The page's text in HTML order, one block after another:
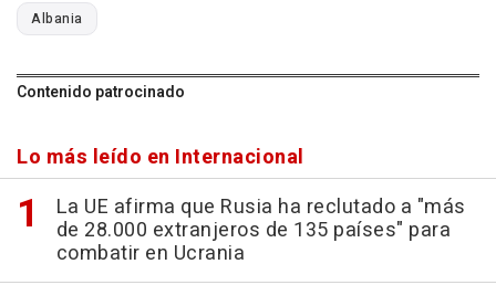
Albania
Contenido patrocinado
Lo más leído en Internacional
La UE afirma que Rusia ha reclutado a "más
de 28.000 extranjeros de 135 países" para
combatir en Ucrania